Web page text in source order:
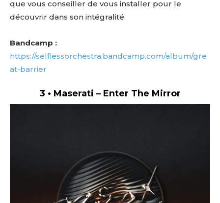
que vous conseiller de vous installer pour le
découvrir dans son intégralité.
Bandcamp :
https://selflessorchestra.bandcamp.com/album/gre
at-barrier
3 • Maserati – Enter The Mirror